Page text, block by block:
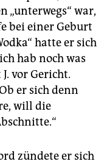
„unterwegs“ war,
bei einer Geburt
hatte er sich
hab noch was
vor Gericht.
er sich denn
will die
zündete er sich